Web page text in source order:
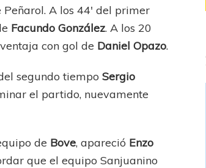
A los 44′ del primer
Facundo González. A los 20
con gol de Daniel Opazo.
segundo tiempoSergio
el partido, nuevamente
de Bove, apareció Enzo
que el equipo Sanjuanino